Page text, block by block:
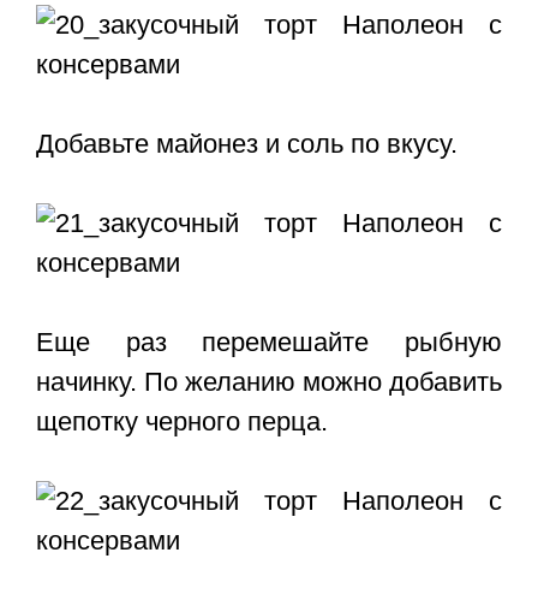
Добавьте майонез и соль по вкусу.
Еще раз перемешайте рыбную
начинку. По желанию можно добавить
щепотку черного перца.